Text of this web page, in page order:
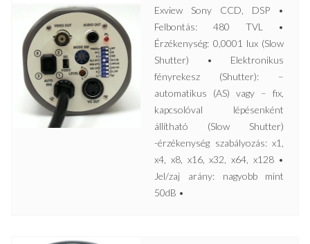
Exview Sony CCD, DSP •
Felbontás: 480 TVL •
Érzékenység: 0,0001 lux (Slow
Shutter) • Elektronikus
fényrekesz (Shutter): –
automatikus (AS) vagy – fix,
kapcsolóval lépésenként
állítható (Slow Shutter)
-érzékenység szabályozás: x1,
x4, x8, x16, x32, x64, x128 •
Jel/zaj arány: nagyobb mint
50dB •